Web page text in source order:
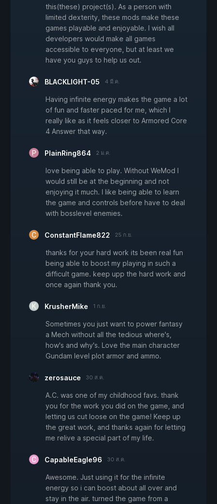
this(these) project(s). As a person with
limited dexterity, these mods make these
games playable and enjoyable. I wish all
developers would make all games
accessible to everyone, but at least we
have you guys to help us out.
BLACKLIGHT-05 4 มี.ค.
Having infinite energy makes the game a lot
of fun and faster paced for me, which I
really like as it feels closer to Armored Core
4 Answer that way.
PlainRing864 2 ม.ค.
love being able to play. Without WeMod I
would still be at the beginning and not
enjoying it much. I like being able to learn
the game and controls before have to deal
with bosslevel enemies.
ConstantFlame822 25 ก.ย.
thanks for your hard work its been real fun
being able to boost my playing in such a
difficult game. keep upp the hard work and
once again thank you.
KrusherMike 1 ก.ย.
Sometimes you just want to power fantasy
a Mech without all the tedious where's,
how's and why's. Love the main character
Gundam level plot armor and ammo.
zerosauce 30 ส.ค.
A.C. was one of my childhood favs. thank
you for the work you did on the game, and
letting us cut loose on the game! Keep up
the great work, and thanks again for letting
me relive a special part of my life.
CapableEagle96 30 ส.ค.
Awesome. Just using it for the infinite
energy so i can boost about all over and
stay in the air. turned the game from a